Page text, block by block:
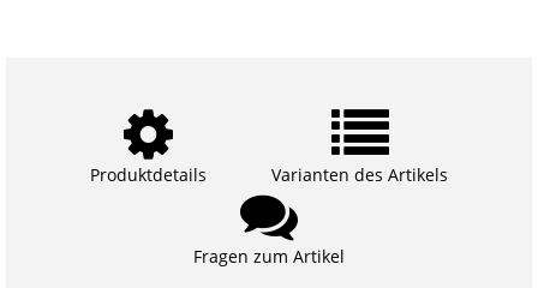
Produktdetails Varianten des Artikels
Fragen zum Artikel